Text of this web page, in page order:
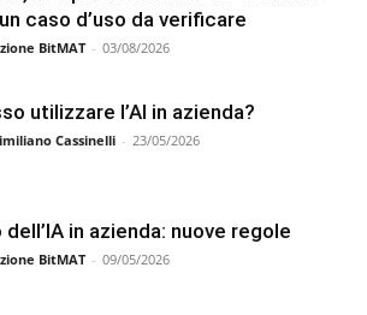
caso d’uso da verificare
BitMAT - 03/08/2026
utilizzare l’AI in azienda?
Cassinelli - 23/05/2026
dell’IA in azienda: nuove regole
BitMAT - 09/05/2026